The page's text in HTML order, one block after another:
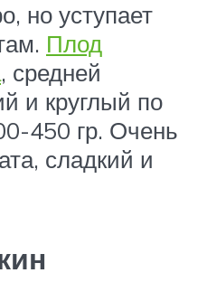
но уступает
Плод
, средней
и круглый по
450 гр. Очень
сладкий и